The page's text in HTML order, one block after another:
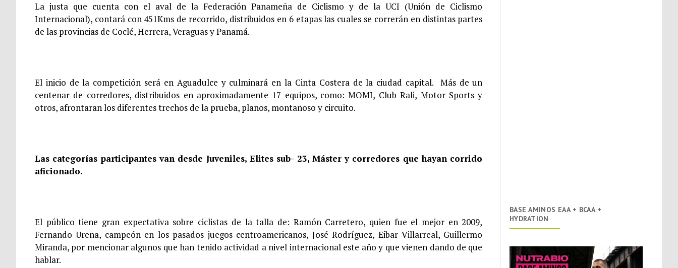
La justa que cuenta con el aval de la Federación Panameña de Ciclismo y de la UCI (Unión de Ciclismo
Internacional), contará con 451Kms de recorrido, distribuidos en 6 etapas las cuales se correrán en distintas partes
de las provincias de Coclé, Herrera, Veraguas y Panamá.
El inicio de la competición será en Aguadulce y culminará en la Cinta Costera de la ciudad capital. Más de un
centenar de corredores, distribuidos en aproximadamente 17 equipos, como: MOMI, Club Rali, Motor Sports y
otros, afrontaran los diferentes trechos de la prueba, planos, montañoso y circuito.
Las categorías participantes van desde Juveniles, Elites sub- 23, Máster y corredores que hayan corrido
aficionado.
El público tiene gran expectativa sobre ciclistas de la talla de: Ramón Carretero, quien fue el mejor en 2009,
Fernando Ureña, campeón en los pasados juegos centroamericanos, José Rodríguez, Eibar Villarreal, Guillermo
Miranda, por mencionar algunos que han tenido actividad a nivel internacional este año y que vienen dando de que
hablar.
BASE AMINOS EAA + BCAA +
HYDRATION